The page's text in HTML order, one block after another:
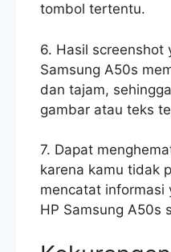
tombol tertentu.
6. Hasil screenshot
Samsung A50s
dan tajam,
gambar atau teks
7. Dapat
karena kamu tidak
mencatat informasi
HP Samsung A50s